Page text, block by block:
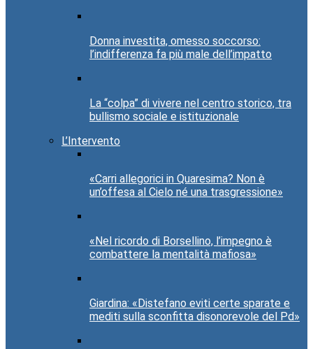
Donna investita, omesso soccorso:
l’indifferenza fa più male dell’impatto
La “colpa” di vivere nel centro storico, tra
bullismo sociale e istituzionale
L’Intervento
«Carri allegorici in Quaresima? Non è
un’offesa al Cielo né una trasgressione»
«Nel ricordo di Borsellino, l’impegno è
combattere la mentalità mafiosa»
Giardina: «Distefano eviti certe sparate e
mediti sulla sconfitta disonorevole del Pd»